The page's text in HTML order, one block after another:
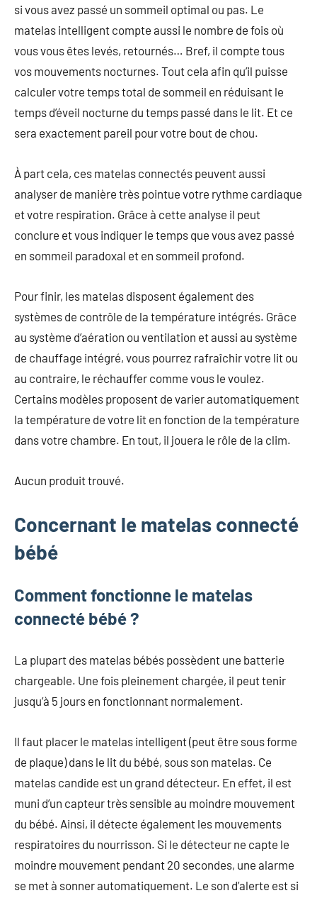
si vous avez passé un sommeil optimal ou pas. Le
matelas intelligent compte aussi le nombre de fois où
vous vous êtes levés, retournés… Bref, il compte tous
vos mouvements nocturnes. Tout cela afin qu’il puisse
calculer votre temps total de sommeil en réduisant le
temps d’éveil nocturne du temps passé dans le lit. Et ce
sera exactement pareil pour votre bout de chou.
À part cela, ces matelas connectés peuvent aussi
analyser de manière très pointue votre rythme cardiaque
et votre respiration. Grâce à cette analyse il peut
conclure et vous indiquer le temps que vous avez passé
en sommeil paradoxal et en sommeil profond.
Pour finir, les matelas disposent également des
systèmes de contrôle de la température intégrés. Grâce
au système d’aération ou ventilation et aussi au système
de chauffage intégré, vous pourrez rafraîchir votre lit ou
au contraire, le réchauffer comme vous le voulez.
Certains modèles proposent de varier automatiquement
la température de votre lit en fonction de la température
dans votre chambre. En tout, il jouera le rôle de la clim.
Aucun produit trouvé.
Concernant le matelas connecté
bébé
Comment fonctionne le matelas
connecté bébé ?
La plupart des matelas bébés possèdent une batterie
chargeable. Une fois pleinement chargée, il peut tenir
jusqu’à 5 jours en fonctionnant normalement.
Il faut placer le matelas intelligent (peut être sous forme
de plaque) dans le lit du bébé, sous son matelas. Ce
matelas candide est un grand détecteur. En effet, il est
muni d’un capteur très sensible au moindre mouvement
du bébé. Ainsi, il détecte également les mouvements
respiratoires du nourrisson. Si le détecteur ne capte le
moindre mouvement pendant 20 secondes, une alarme
se met à sonner automatiquement. Le son d’alerte est si